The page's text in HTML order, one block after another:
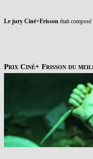
Le jury Ciné+Frisson était
Prix Ciné+ Frisson du